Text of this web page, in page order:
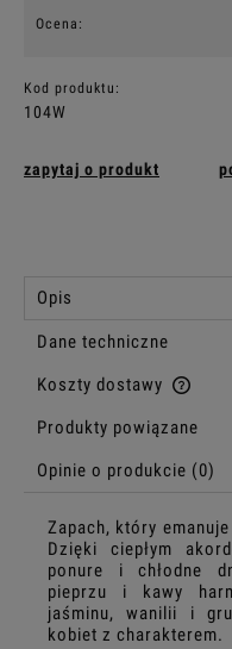
Ocena:
Kod produktu:
104W
zapytaj o produkt
Opis
Dane techniczne
Koszty dostawy
Cena nie zawiera
Produkty powiązane
Opinie o produkcie (0)
Zapach, który
Dzięki ciepłym
ponure i chłodne
pieprzu i kawy
jaśminu, wanilii i
kobiet z charakterem.